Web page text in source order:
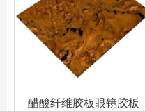
醋酸纤维胶板眼镜胶板